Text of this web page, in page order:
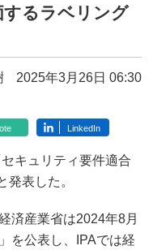
するラベリング
2025年3月26日 06:30
LinkedIn
キュリティ要件適合
表した。
済産業省は2024年8月
を公表し、IPAでは経